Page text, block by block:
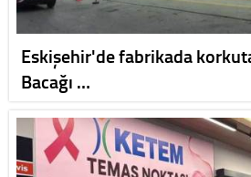
Eskişehir'de fabrikada
Bacağı …